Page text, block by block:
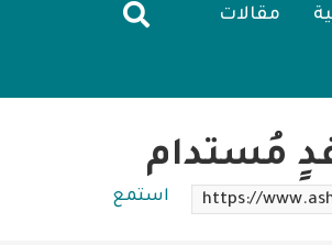
مقالات
مُستدام
استمع https://